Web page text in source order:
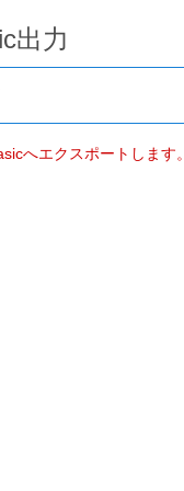
出力
へエクスポートします。